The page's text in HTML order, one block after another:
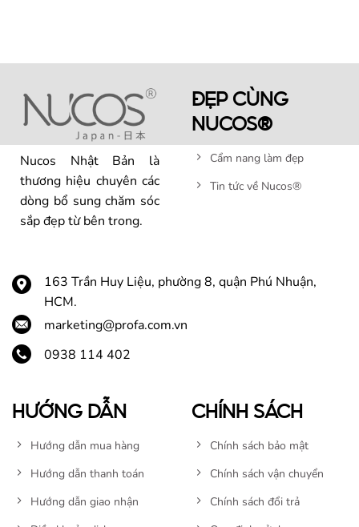
Nucos Nhật Bản là
thương hiệu chuyên các
dòng bổ sung chăm sóc
sắp đẹp từ bên trong.
ĐẸP CÙNG
NUCOS®
Cẩm nang làm đẹp
Tin tức về Nucos®
163 Trần Huy Liệu, phường 8, quận Phú Nhuận,
HCM.
marketing@profa.com.vn
0938 114 402
HƯỚNG DẪN
Hướng dẫn mua hàng
Hướng dẫn thanh toán
Hướng dẫn giao nhận
CHÍNH SÁCH
Chính sách bảo mật
Chính sách vận chuyển
Chính sách đổi trả